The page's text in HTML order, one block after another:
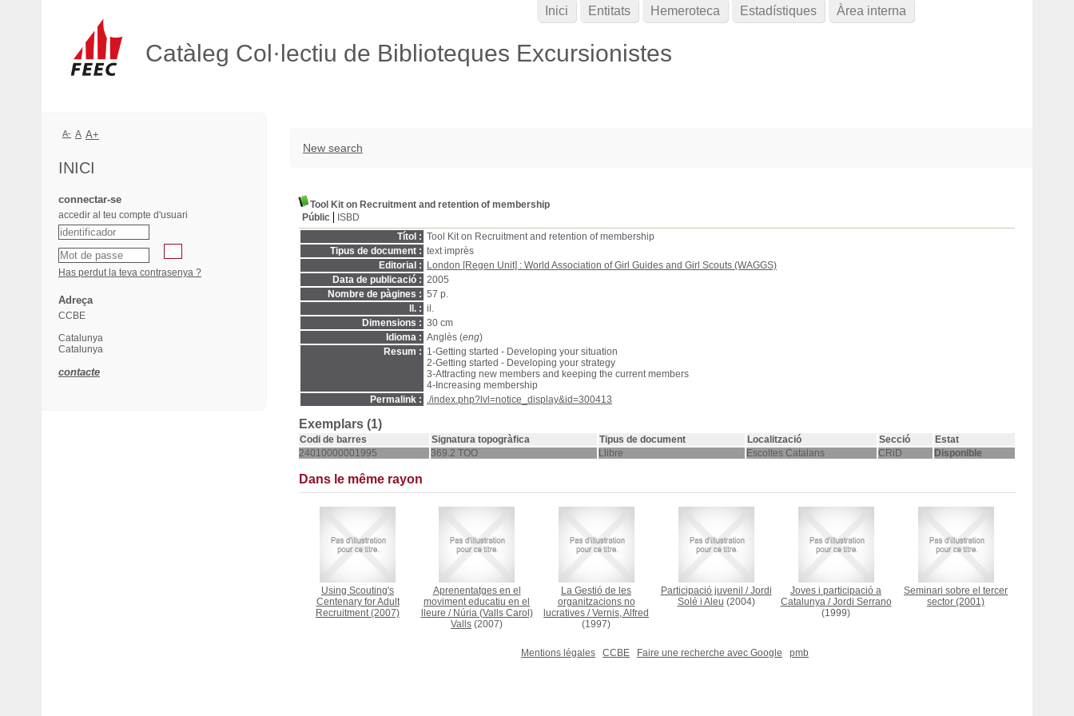
Catàleg Col·lectiu de Biblioteques Excursionistes
New search
Tool Kit on Recruitment and retention of membership
Públic
ISBD
Títol : Tool Kit on Recruitment and retention of membership
Tipus de document : text imprès
Editorial :
London [Regen Unit] : World Association of Girl Guides and Girl Scouts (WAGGS)
Data de publicació : 2005
Nombre de pàgines : 57 p.
ll. : il.
Dimensions : 30 cm
Idioma : Anglès (eng)
Resum : 1-Getting started - Developing your situation
2-Getting started - Developing your strategy
3-Attracting new members and keeping the current members
4-Increasing membership
Permalink : ./index.php?lvl=notice_display&id=300413
Exemplars (1)
Codi de barres Signatura topogràfica Tipus de document Localització Secció
Estat
24010000001995
369.2 TOO Llibre Escoltes Catalans CRiD Disponible
Dans le même rayon
Using Scouting's
Centenary for Adult
Recruitment(2007)
Aprenentatges en el
moviment educatiu en el
lleure / Núria (Valls Carol)
Valls (2007)
La Gestió de les
organitzacions no
lucratives /Vernis, Alfred
(1997)
Participació juvenil /Jordi
Solé i Aleu (2004)
Joves i participació a
Catalunya/Jordi Serrano
(1999)
Seminari sobre el tercer
sector (2001)
Mentions légales CCBE Faire une recherche avec Google pmb
Inici Entitats Hemeroteca Estadístiques Àrea interna
A- A A+
INICI
connectar-se
accedir al teu compte d'usuari
Has perdut la teva contrasenya ?
Adreça
CCBE
Catalunya
Catalunya
contacte